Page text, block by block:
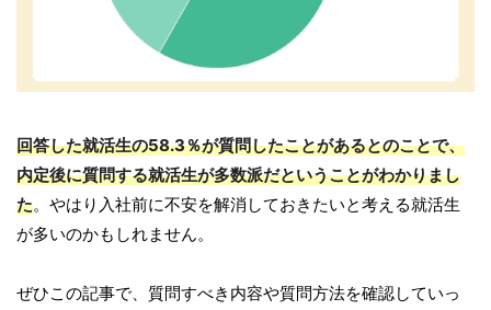
回答した就活生の58.3％が質問したことがあるとのことで、
内定後に質問する就活生が多数派だということがわかりまし
た。やはり入社前に不安を解消しておきたいと考える就活生
が多いのかもしれません。
ぜひこの記事で、質問すべき内容や質問方法を確認していっ